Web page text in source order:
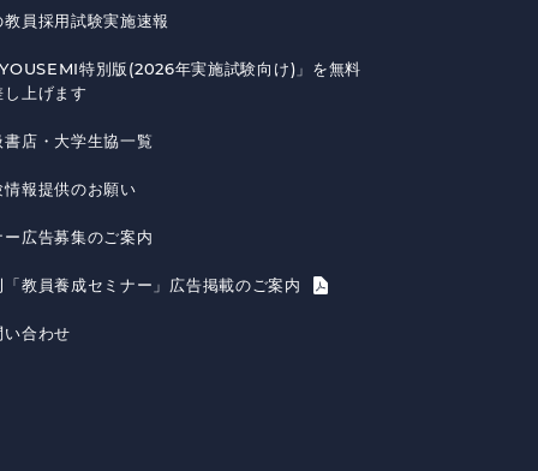
教員採用試験実施速報
特別版(2026年実施試験向け)」を無料
し上げます
書店・大学生協一覧
情報提供のお願い
ー広告募集のご案内
「教員養成セミナー」広告掲載のご案内
い合わせ